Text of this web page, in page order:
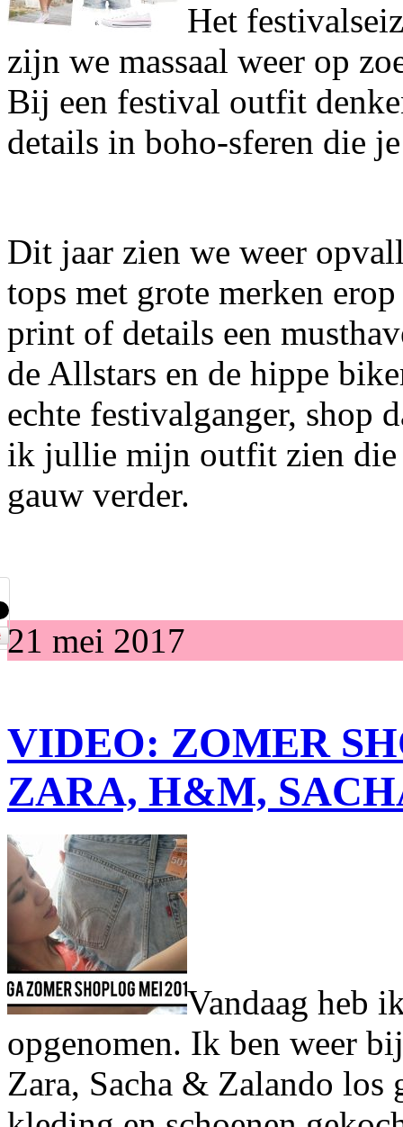
Het
zijn we massaal weer op
Bij een festival outfit
details in boho-sferen die
Dit jaar zien we weer
tops met grote merken
print of details een
de Allstars en de hippe
echte festivalganger, shop
ik jullie mijn outfit zien
gauw verder.
21 mei 2017
VIDEO: ZOMER
ZARA, H&M,
Vandaag heb
opgenomen. Ik ben weer
Zara, Sacha & Zalando los